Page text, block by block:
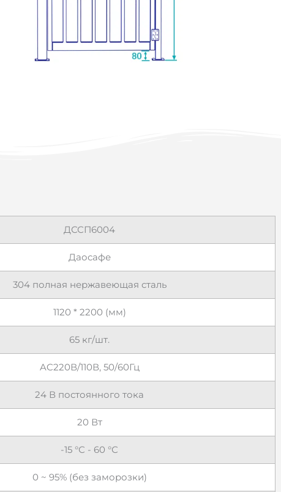
ДССП6004
Даосафе
304 полная нержавеющая сталь
1120 * 2200 (мм)
65 кг/шт.
AC220В/110В, 50/60Гц
24 В постоянного тока
20 Вт
-15 °С - 60 °С
0 ~ 95% (без заморозки)